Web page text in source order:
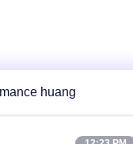
huang